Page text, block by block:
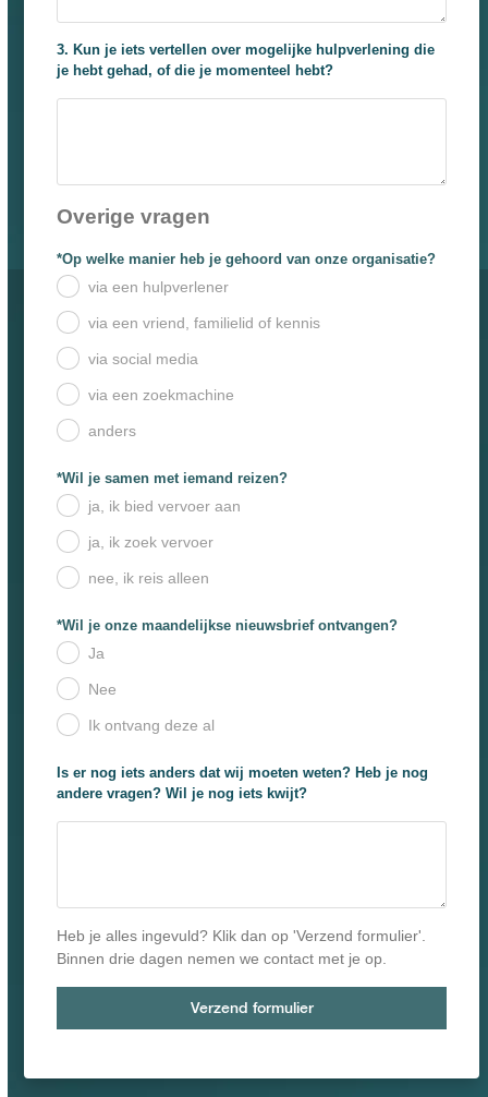
3. Kun je iets vertellen over mogelijke hulpverlening die
je hebt gehad, of die je momenteel hebt?
Overige vragen
*Op welke manier heb je gehoord van onze organisatie?
via een hulpverlener
via een vriend, familielid of kennis
via social media
via een zoekmachine
anders
*Wil je samen met iemand reizen?
ja, ik bied vervoer aan
ja, ik zoek vervoer
nee, ik reis alleen
*Wil je onze maandelijkse nieuwsbrief ontvangen?
Ja
Nee
Ik ontvang deze al
Is er nog iets anders dat wij moeten weten? Heb je nog
andere vragen? Wil je nog iets kwijt?
Heb je alles ingevuld? Klik dan op 'Verzend formulier'.
Binnen drie dagen nemen we contact met je op.
Verzend formulier